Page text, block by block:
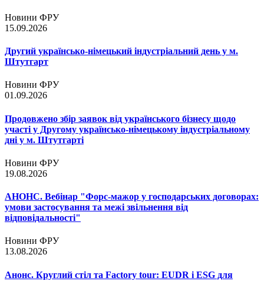
Новини ФРУ
15.09.2026
Другий українсько-німецький індустріальний день у м.
Штутгарт
Новини ФРУ
01.09.2026
Продовжено збір заявок від українського бізнесу щодо
участі у Другому українсько-німецькому індустріальному
дні у м. Штутгарті
Новини ФРУ
19.08.2026
АНОНС. Вебінар "Форс-мажор у господарських договорах:
умови застосування та межі звільнення від
відповідальності"
Новини ФРУ
13.08.2026
Анонс. Круглий стіл та Factory tour: EUDR і ESG для